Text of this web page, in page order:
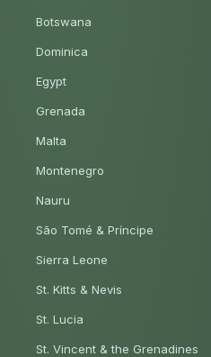
Botswana
Dominica
Egypt
Grenada
Malta
Montenegro
Nauru
São Tomé & Príncipe
Sierra Leone
St. Kitts & Nevis
St. Lucia
St. Vincent & the Grenadines